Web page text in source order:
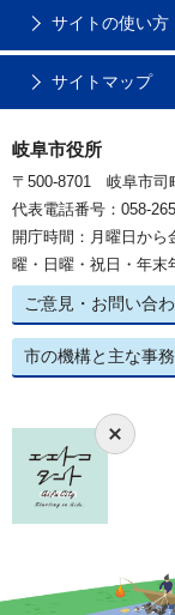
サイトの使い方
サイトマップ
岐阜市役所
〒500-8701 岐阜市司
代表電話番号：058-
開庁時間：月曜日か
曜・日曜・祝日・年末
ご意見・お問い合
市の機構と主な事務